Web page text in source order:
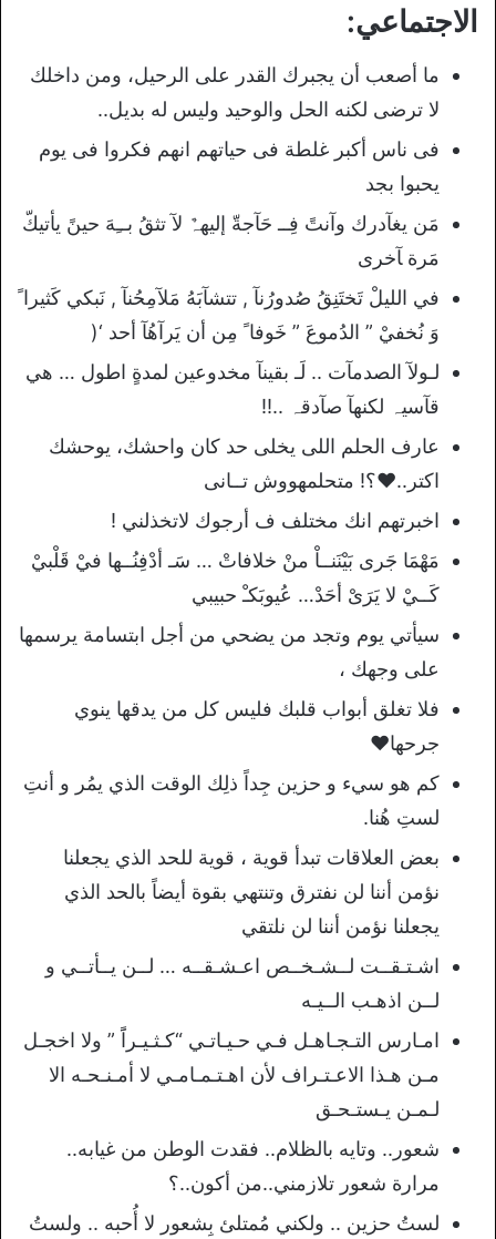
الاجتماعي:
ما أصعب أن يجبرك القدر على الرحيل، ومن داخلك
لا ترضى لكنه الحل والوحيد وليس له بديل..
فى ناس أكبر غلطة فى حياتهم انهم فكروا فى يوم
يحبوا بجد
مَن يغآدرك وآنتً فِــ حَآجةّ إليهہٌ لآ تثقُ بــِهَ حينً يأتيكّ
مَرة ﺂخرى
في الليلْ تَختَنِقُ صُدورُنآ , تتشآبَهُ مَلآمِحُنآ , نَبكي كَثيرا ً
وَ نُخفيْ ” الدُموعَ ” خَوفا ً مِن أن يَرآهُآ أحد ‘(
ﻟـﻮﻵ ﺍﻟﺼﺪﻣﺂﺕ .. ﻟَـ ﺑﻘﻴﻨﺂ ﻣﺨﺪﻭﻋﻴﻦ ﻟﻤﺪﺓٍ ﺍﻃﻮﻝ … ﮬﻲ
ﻗﺂﺳﻴﮧ ﻟﻜﻨﮭﺂ ﺻﺂﺩﻗﮧ ..!!
عارف الحلم اللى يخلى حد كان واحشك، يوحشك
اكتر..♥؟! متحلمهووش تــانى
اخبرتهم انك مختلف ف أرجوك ﻻتخذلني !
مَهْمَا جَرى بَيْنَنــاْ منْ خلافاتْ … سَـ أدْفِنُــها فيْ قَلْبيْ
كَــيْ لا يَرَىْ أحَدْ… عُيوبَكـْ حبيبي
سيأتي يوم وتجد من يضحي من أجل ابتسامة يرسمها
على وجهك ،
فلا تغلق أبواب قلبك فليس كل من يدقها ينوي
جرحها♥
كم هو سيء و حزين جِداً ذلِك الوقت الذي يمُر و أنتِ
لستِ هُنا.
بعض العلاقات تبدأ قوية ، قوية للحد الذي يجعلنا
نؤمن أننا لن نفترق وتنتهي بقوة أيضاً بالحد الذي
يجعلنا نؤمن أننا لن نلتقي
اشـتـقــت لــشـخــص اعـشـقــه … لــن يــأتــي و
لــن اذهـب الــيـه
اﻣـﺎﺭﺱ ﺍﻟﺘـﺠـﺎﻫـﻞ ﻓـﻲ ﺣـﻴـﺎﺗـﻲ “ﻛـﺜـﻴـﺮﺍًَ ” ﻭﻻ ﺍﺧﺠـﻞ
ﻣـﻦ ﻫـﺬﺍ ﺍﻻﻋـﺘـﺮﺍﻑ ﻷﻥ ﺍﻫـﺘـﻤـﺎﻣـﻲ ﻻ ﺃﻣـﻨـﺤـﻪ ﺍﻻ
ﻟـﻤـﻦ ﻳـﺴﺘـﺤـق
شعور.. وتايه بالظلام.. فقدت الوطن من غيابه..
مرارة شعور تلازمني..من أكون..؟
لستُ حزين .. ولكني مُمتلئ بِشعور لا أُحبه .. ولستُ